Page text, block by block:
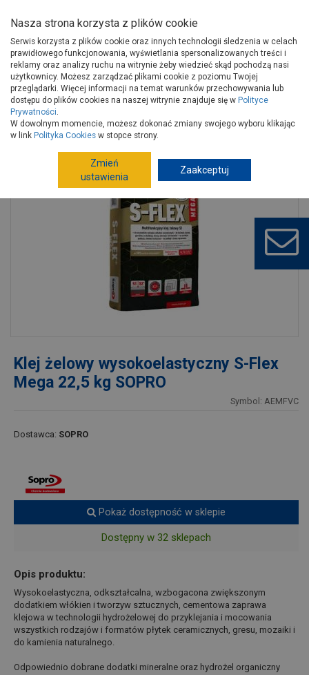
Strona główna Budowa i remont
Chemia budowlana
Zaprawy klejowe
Kleje do płytek
Klej żelowy wysokoelastyczny S-Flex Mega 22,5 kg SOPRO
Klej żelowy wysokoelastyczny S-Flex
Mega 22,5 kg SOPRO
Symbol: AEMFVC
Dostawca: SOPRO
Pokaż dostępność w sklepie
Dostępny w 32 sklepach
Opis produktu:
Wysokoelastyczna, odkształcalna, wzbogacona zwiększonym
dodatkiem włókien i tworzyw sztucznych, cementowa zaprawa
klejowa w technologii hydrożelowej do przyklejania i mocowania
wszystkich rodzajów i formatów płytek ceramicznych, gresu, mozaiki i
do kamienia naturalnego.
Odpowiednio dobrane dodatki mineralne oraz hydrożel organiczny
Nasza strona korzysta z plików cookie
Serwis korzysta z plików cookie oraz innych technologii śledzenia w celach
prawidłowego funkcjonowania, wyświetlania spersonalizowanych treści i
reklamy oraz analizy ruchu na witrynie żeby wiedzieć skąd pochodzą nasi
użytkownicy. Możesz zarządzać plikami cookie z poziomu Twojej
przeglądarki. Więcej informacji na temat warunków przechowywania lub
dostępu do plików cookies na naszej witrynie znajduje się w Polityce
Prywatności.
W dowolnym momencie, możesz dokonać zmiany swojego wyboru klikając
w link Polityka Cookies w stopce strony.
Zmień
ustawienia
Zaakceptuj